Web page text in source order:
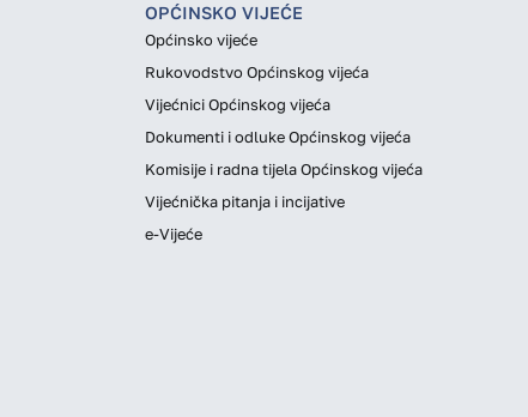
OPĆINSKO VIJEĆE
Općinsko vijeće
Rukovodstvo Općinskog vijeća
Vijećnici Općinskog vijeća
Dokumenti i odluke Općinskog vijeća
Komisije i radna tijela Općinskog vijeća
Vijećnička pitanja i incijative
e-Vijeće